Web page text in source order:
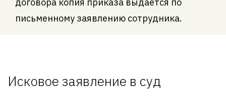
письменному заявлению сотрудника.
Исковое заявление в суд